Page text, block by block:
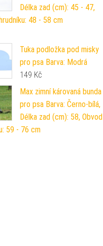
Délka zad (cm): 45 - 47,
48 - 58 cm
Tuka podložka pod misky
pro psa Barva: Modrá
149 Kč
Max zimní károvaná bunda
pro psa Barva: Černo-bílá,
Délka zad (cm): 58, Obvod
59 - 76 cm